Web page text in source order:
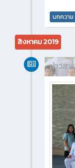
บทความ
สิงหาคม 2019
ข่าวสาร